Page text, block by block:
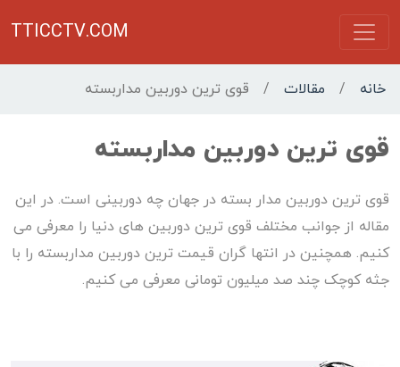
TTICCTV.COM
خانه / مقالات / قوی ترین دوربین مداربسته
قوی ترین دوربین مداربسته
قوی ترین دوربین مدار بسته در جهان چه دوربینی است. در این
مقاله از جوانب مختلف قوی ترین دوربین های دنیا را معرفی می
کنیم. همچنین در انتها گران قیمت ترین دوربین مداربسته را با
جثه کوچک چند صد میلیون تومانی معرفی می کنیم.